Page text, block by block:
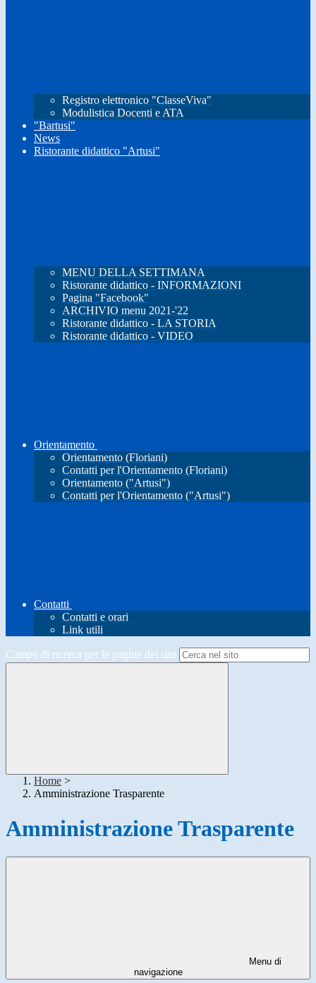
Registro elettronico "ClasseViva"
Modulistica Docenti e ATA
"Bartusi"
News
Ristorante didattico "Artusi"
MENU DELLA SETTIMANA
Ristorante didattico - INFORMAZIONI
Pagina "Facebook"
ARCHIVIO menu 2021-'22
Ristorante didattico - LA STORIA
Ristorante didattico - VIDEO
Orientamento
Orientamento (Floriani)
Contatti per l'Orientamento (Floriani)
Orientamento ("Artusi")
Contatti per l'Orientamento ("Artusi")
Contatti
Contatti e orari
Link utili
Campo di ricerca per le pagine del sito
Home >
Amministrazione Trasparente
Amministrazione Trasparente
Menu di
navigazione